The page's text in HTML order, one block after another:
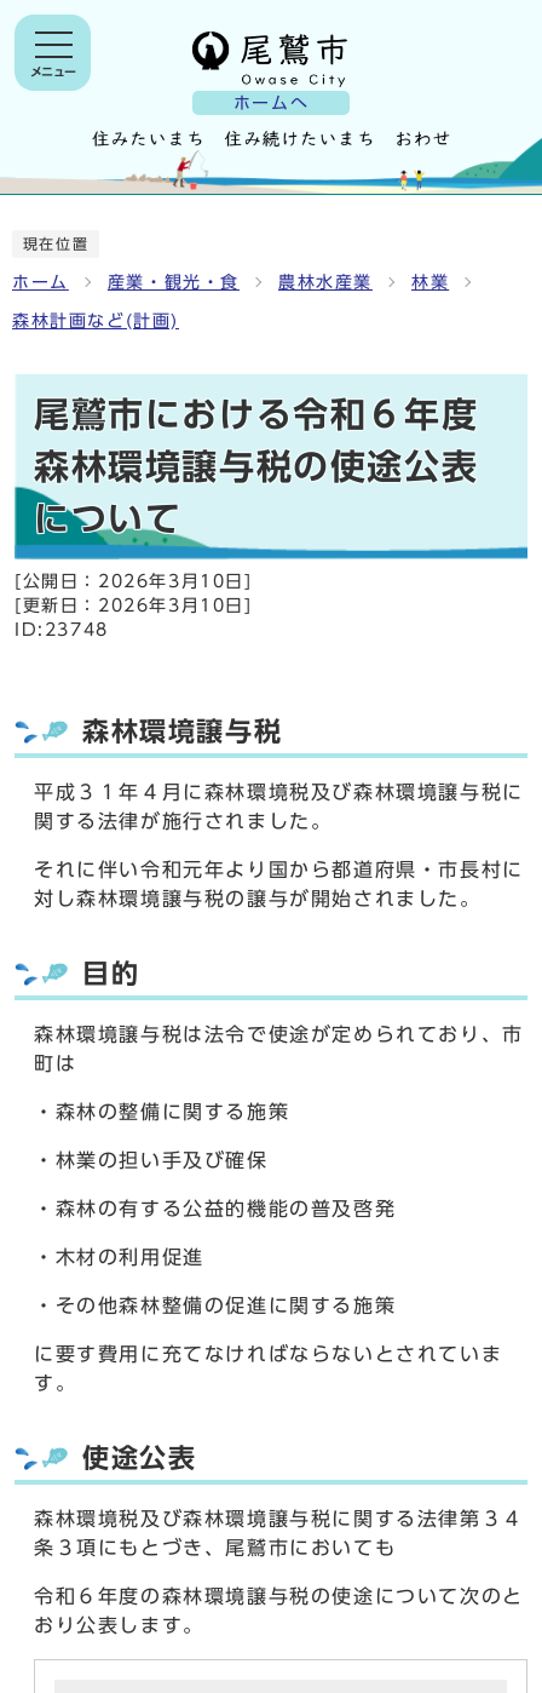
ホームへ
メニュー
現在位置
ホーム 産業・観光・食 農林水産業 林業
森林計画など(計画)
尾鷲市における令和６年度
森林環境譲与税の使途公表
について
[公開日： 2026年3月10日
[更新日： 2026年3月10日
ID:23748
森林環境譲与税
平成３１年４月に森林環境税及び森林環境譲与税に
関する法律が施行されました。
それに伴い令和元年より国から都道府県・市長村に
対し森林環境譲与税の譲与が開始されました。
目的
森林環境譲与税は法令で使途が定められており、市
町は
・森林の整備に関する施策
・林業の担い手及び確保
・森林の有する公益的機能の普及啓発
・木材の利用促進
・その他森林整備の促進に関する施策
に要す費用に充てなければならないとされていま
す。
使途公表
森林環境税及び森林環境譲与税に関する法律第３４
条３項にもとづき、尾鷲市においても
令和６年度の森林環境譲与税の使途について次のと
おり公表します。